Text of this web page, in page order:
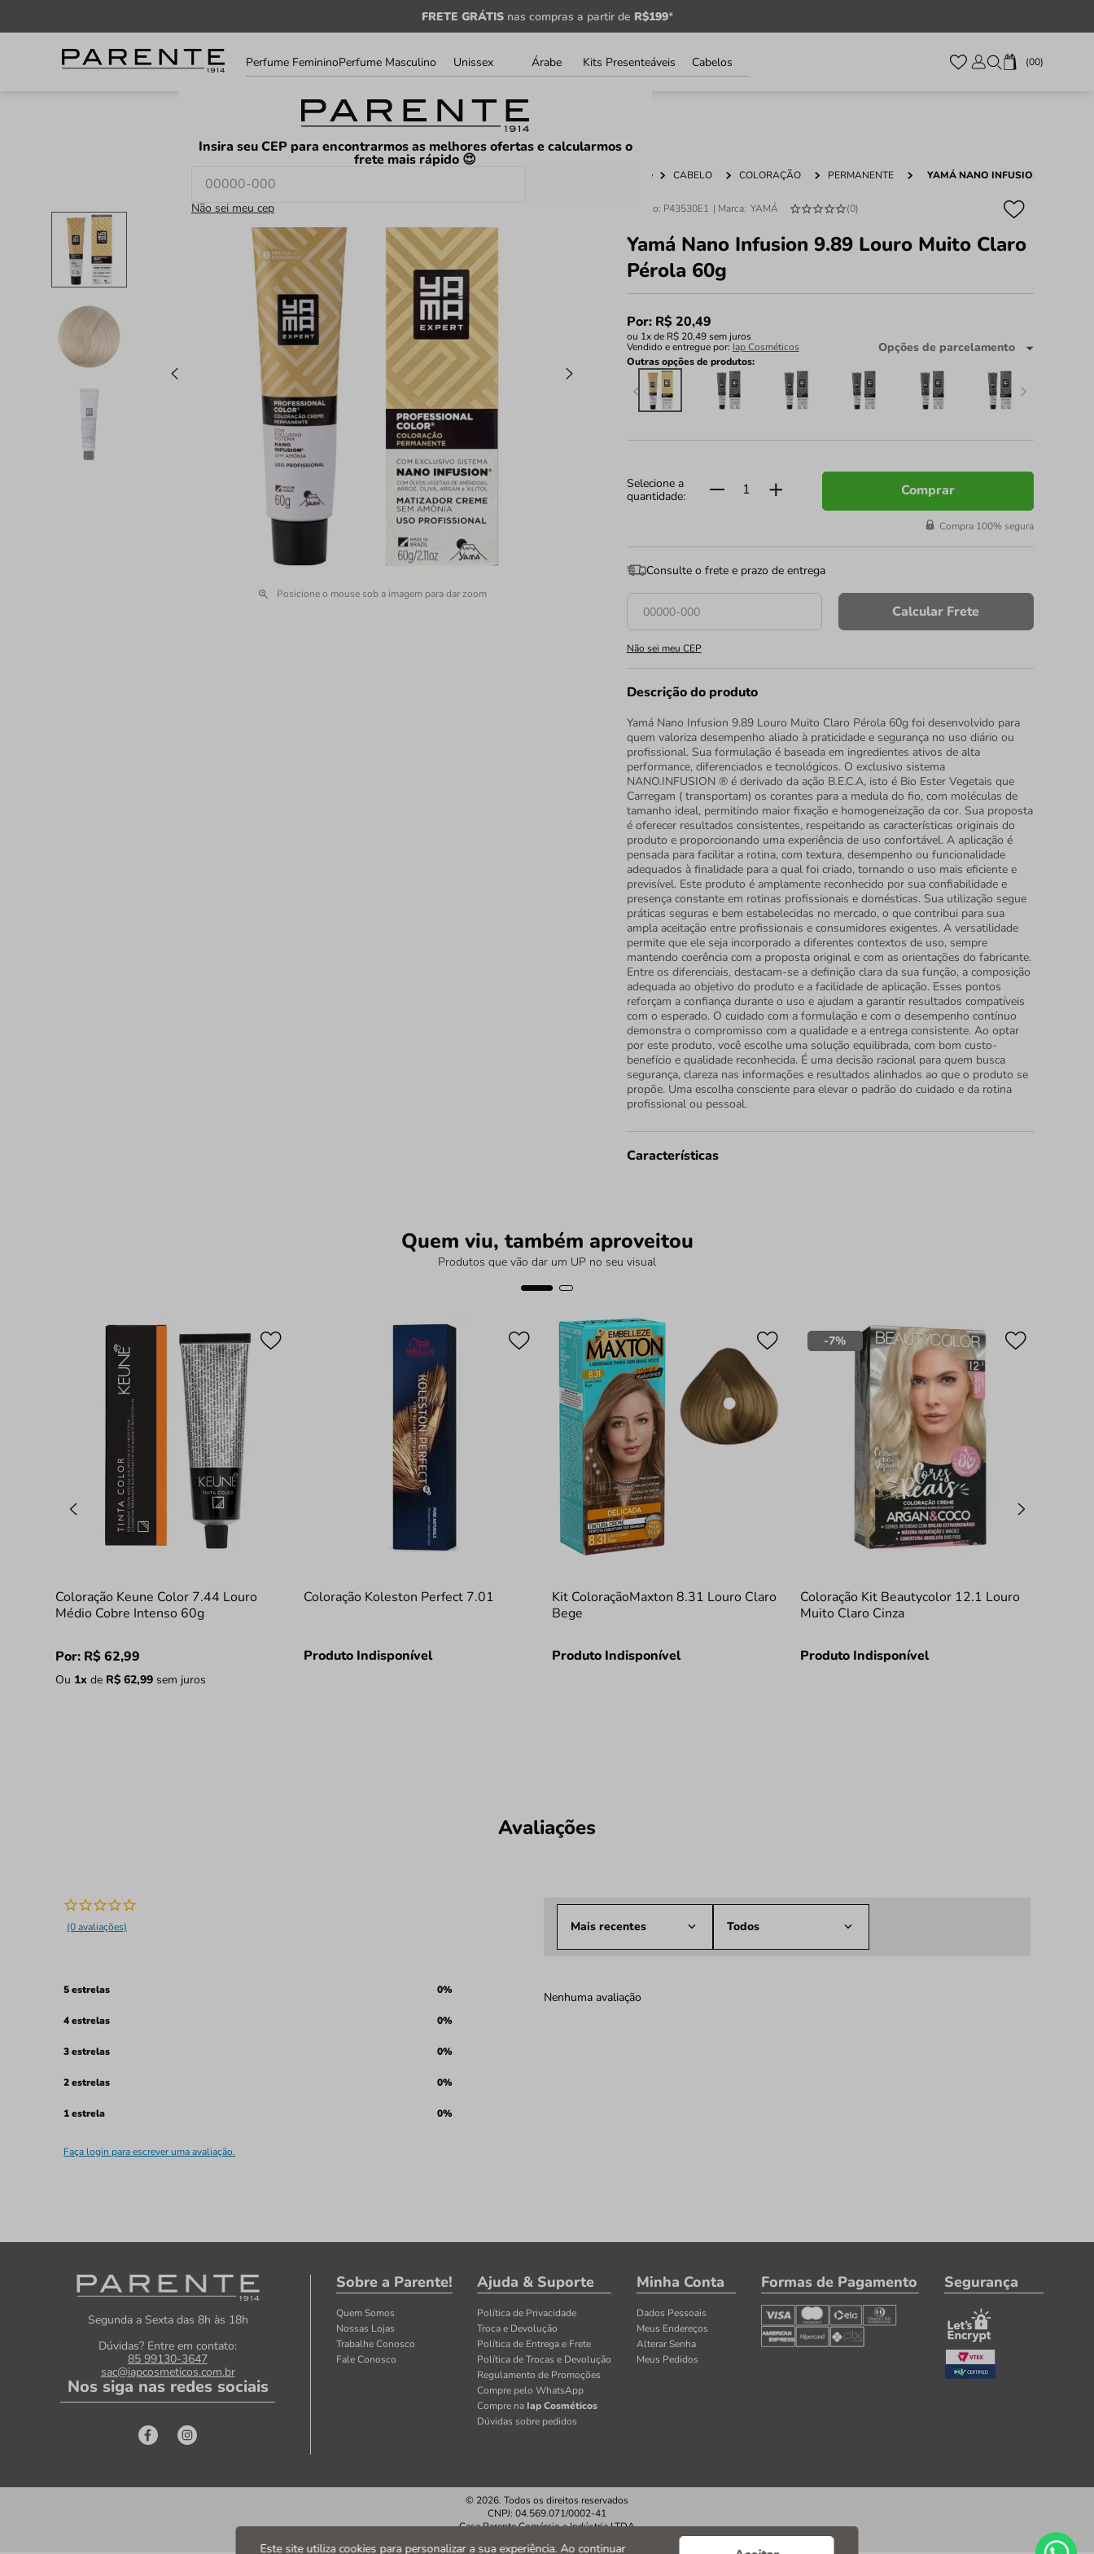
FRETE GRÁTISnas compras a partir de R$199*
LOJAS FAVORITOS
Informe
seu
CEP
Insira seu CEP para encontrarmos as melhores ofertas e calcularmos o
frete mais rápido 😍
Não sei meu cep
00
Perfume FemininoPerfume Masculino Unissex Árabe Kits Presenteáveis Cabelos
Este site utiliza cookies para personalizar a sua experiência. Ao continuar
Posicione o mouse sob a imagem para dar zoom
Home CABELO COLORAÇÃO PERMANENTE YAMÁ NANO INFUSION 9.89
Código: P43530E1 YAMÁ (0)
Yamá Nano Infusion 9.89 Louro Muito Claro
Pérola 60g
Por: R$ 20,49
ou 1x de R$ 20,49sem juros
Vendido e entregue por: Iap Cosméticos Opções de parcelamento
Outras opções de produtos:
Comprar
Compra 100% segura
Consulte o frete e prazo de entrega
Calcular Frete
Não sei meu CEP
Descrição do produto
Yamá Nano Infusion 9.89 Louro Muito Claro Pérola 60g foi desenvolvido para
quem valoriza desempenho aliado à praticidade e segurança no uso diário ou
profissional. Sua formulação é baseada em ingredientes ativos de alta
performance, diferenciados e tecnológicos. O exclusivo sistema
NANO.INFUSION ® é derivado da ação B.E.C.A, isto é Bio Ester Vegetais que
Carregam ( transportam) os corantes para a medula do fio, com moléculas de
tamanho ideal, permitindo maior fixação e homogeneização da cor. Sua proposta
é oferecer resultados consistentes, respeitando as características originais do
produto e proporcionando uma experiência de uso confortável. A aplicação é
pensada para facilitar a rotina, com textura, desempenho ou funcionalidade
adequados à finalidade para a qual foi criado, tornando o uso mais eficiente e
previsível. Este produto é amplamente reconhecido por sua confiabilidade e
presença constante em rotinas profissionais e domésticas. Sua utilização segue
práticas seguras e bem estabelecidas no mercado, o que contribui para sua
ampla aceitação entre profissionais e consumidores exigentes. A versatilidade
permite que ele seja incorporado a diferentes contextos de uso, sempre
mantendo coerência com a proposta original e com as orientações do fabricante.
Entre os diferenciais, destacam-se a definição clara da sua função, a composição
adequada ao objetivo do produto e a facilidade de aplicação. Esses pontos
reforçam a confiança durante o uso e ajudam a garantir resultados compatíveis
com o esperado. O cuidado com a formulação e com o desempenho contínuo
demonstra o compromisso com a qualidade e a entrega consistente. Ao optar
por este produto, você escolhe uma solução equilibrada, com bom custo-
benefício e qualidade reconhecida. É uma decisão racional para quem busca
segurança, clareza nas informações e resultados alinhados ao que o produto se
propõe. Uma escolha consciente para elevar o padrão do cuidado e da rotina
profissional ou pessoal.
Características
Quem viu, também aproveitou
Produtos que vão dar um UP no seu visual
Coloração Keune Color 7.44 Louro
Médio Cobre Intenso 60g
Por: R$ 62,99
Ou 1x de R$ 62,99sem juros
Coloração Koleston Perfect 7.01
Produto Indisponível
Kit ColoraçãoMaxton 8.31 Louro Claro
Bege
Produto Indisponível
-7%
Coloração Kit Beautycolor 12.1 Louro
Muito Claro Cinza
Produto Indisponível
Avaliações
(0 avaliações)
5 estrelas 0%
4 estrelas 0%
3 estrelas 0%
2 estrelas 0%
1 estrela 0%
Faça login para escrever uma avaliação.
Mais recentes Todos
Nenhuma avaliação
Segunda a Sexta das 8h às 18h
Dúvidas? Entre em contato:
85 99130-3647
sac@iapcosmeticos.com.br
Nos siga nas redes sociais
Sobre a Parente!
Quem Somos
Nossas Lojas
Trabalhe Conosco
Fale Conosco
Ajuda & Suporte
Política de Privacidade
Troca e Devolução
Política de Entrega e Frete
Política de Trocas e Devolução
Regulamento de Promoções
Compre pelo WhatsApp
Compre na Iap Cosméticos
Dúvidas sobre pedidos
Minha Conta
Dados Pessoais
Meus Endereços
Alterar Senha
Meus Pedidos
Formas de Pagamento Segurança
© 2026. Todos os direitos reservados
CNPJ: 04.569.071/0002-41
Casa Parente Comércio e Indústria LTDA